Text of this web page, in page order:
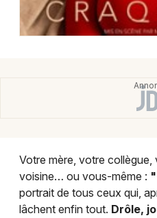
Votre mère, votre collègue,
voisine… ou vous-même :
portrait de tous ceux qui,
lâchent enfin tout. Drôle,